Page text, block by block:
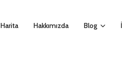
Harita Hakkımızda Blog